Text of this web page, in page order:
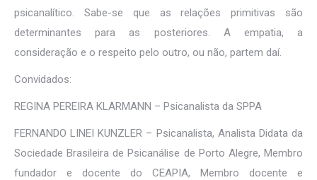
psicanalítico. Sabe-se que as relações primitivas são
determinantes para as posteriores. A empatia, a
consideração e o respeito pelo outro, ou não, partem daí.
Convidados:
REGINA PEREIRA KLARMANN – Psicanalista da SPPA
FERNANDO LINEI KUNZLER – Psicanalista, Analista Didata da
Sociedade Brasileira de Psicanálise de Porto Alegre, Membro
fundador e docente do CEAPIA, Membro docente e